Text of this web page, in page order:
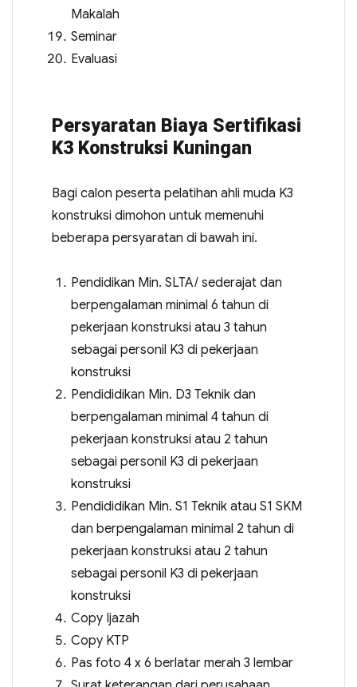
Makalah
Seminar
Evaluasi
Persyaratan Biaya Sertifikasi
K3 Konstruksi Kuningan
Bagi calon peserta pelatihan ahli muda K3
konstruksi dimohon untuk memenuhi
beberapa persyaratan di bawah ini.
Pendidikan Min. SLTA/ sederajat dan
berpengalaman minimal 6 tahun di
pekerjaan konstruksi atau 3 tahun
sebagai personil K3 di pekerjaan
konstruksi
Pendididikan Min. D3 Teknik dan
berpengalaman minimal 4 tahun di
pekerjaan konstruksi atau 2 tahun
sebagai personil K3 di pekerjaan
konstruksi
Pendididikan Min. S1 Teknik atau S1 SKM
dan berpengalaman minimal 2 tahun di
pekerjaan konstruksi atau 2 tahun
sebagai personil K3 di pekerjaan
konstruksi
Copy Ijazah
Copy KTP
Pas foto 4 x 6 berlatar merah 3 lembar